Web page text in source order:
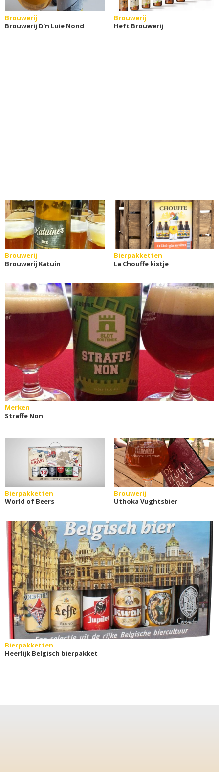
Brouwerij
Brouwerij D'n Luie Nond
Brouwerij
Heft Brouwerij
Brouwerij
Brouwerij Katuin
Bierpakketten
La Chouffe kistje
Merken
Straffe Non
Bierpakketten
World of Beers
Brouwerij
Uthoka Vughtsbier
Bierpakketten
Heerlijk Belgisch bierpakket